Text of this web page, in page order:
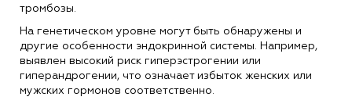
тромбозы.
На генетическом уровне могут быть обнаружены и
другие особенности эндокринной системы. Например,
выявлен высокий риск гиперэстрогении или
гиперандрогении, что означает избыток женских или
мужских гормонов соответственно.